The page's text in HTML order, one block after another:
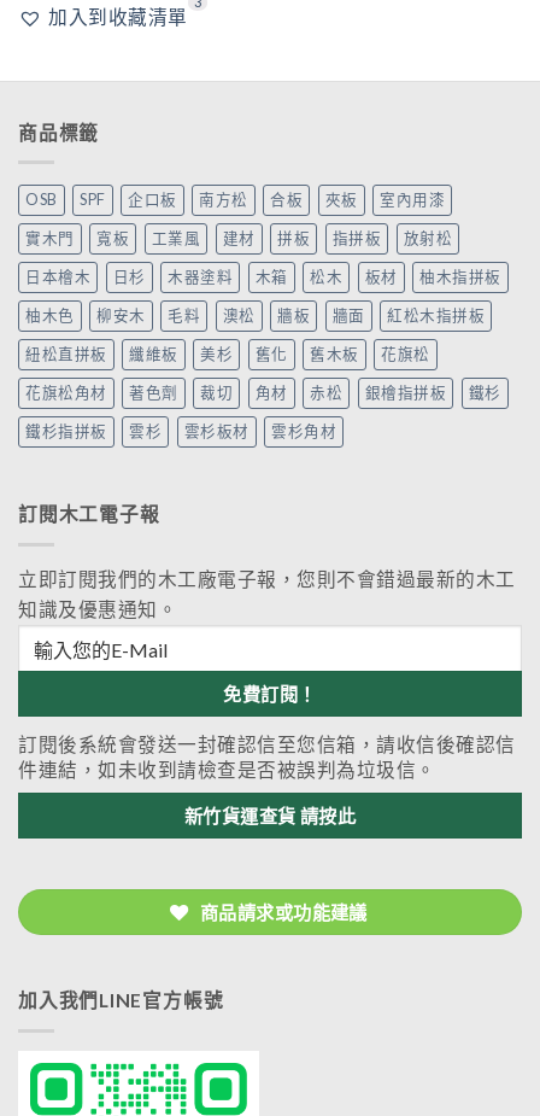
加入到收藏清單
商品標籤
OSB SPF 企口板 南方松 合板 夾板 室內用漆
實木門 寬板 工業風 建材 拼板 指拼板 放射松
日本檜木 日杉 木器塗料 木箱 松木 板材 柚木指拼板
柚木色 柳安木 毛料 澳松 牆板 牆面 紅松木指拼板
紐松直拼板 纖維板 美杉 舊化 舊木板 花旗松
花旗松角材 著色劑 裁切 角材 赤松 銀檜指拼板 鐵杉
鐵杉指拼板 雲杉 雲杉板材 雲杉角材
訂閱木工電子報
立即訂閱我們的木工廠電子報，您則不會錯過最新的木工
知識及優惠通知。
訂閱後系統會發送一封確認信至您信箱，請收信後確認信
件連結，如未收到請檢查是否被誤判為垃圾信。
新竹貨運查貨 請按此
商品請求或功能建議
加入我們LINE官方帳號